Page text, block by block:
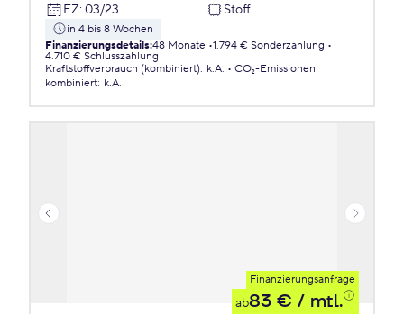
EZ: 03/23 Stoff
in 4 bis 8 Wochen
Finanzierungsdetails:48 Monate 1.794 € Sonderzahlung
4.710 € Schlusszahlung
Kraftstoffverbrauch (kombiniert): k.A.
CO₂-Emissionen
kombiniert: k.A.
Finanzierungsanfrage
ab83 € / mtl.